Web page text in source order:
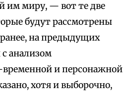
им миру, — вот те две
будут рассмотрены
на предыдущих
с анализом
и персонажной
хотя и выборочно,